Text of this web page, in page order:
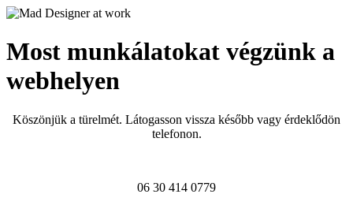
Most munkálatokat végzünk a
webhelyen
Köszönjük a türelmét. Látogasson vissza később vagy érdeklődön
telefonon.
06 30 414 0779